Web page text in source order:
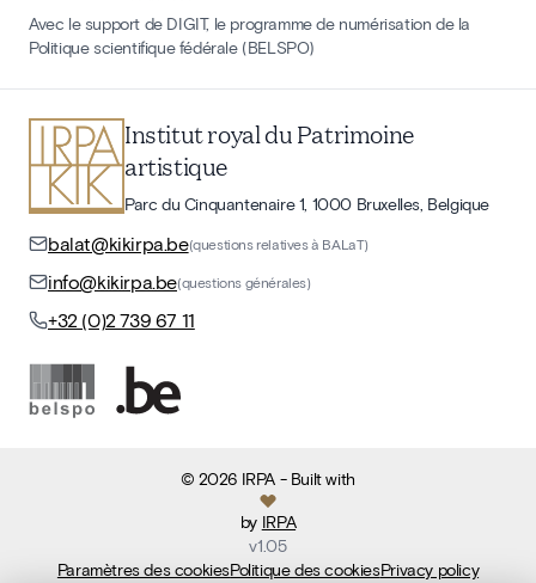
Avec le support de DIGIT, le programme de numérisation de la
Politique scientifique fédérale (BELSPO)
Institut royal du Patrimoine
artistique
Parc du Cinquantenaire 1, 1000 Bruxelles, Belgique
balat@kikirpa.be(questions relatives à BALaT)
info@kikirpa.be(questions générales)
+32 (0)2 739 67 11
©2026 IRPA- Built with
by IRPA
v1.05
Paramètres des cookiesPolitique des cookiesPrivacy policy